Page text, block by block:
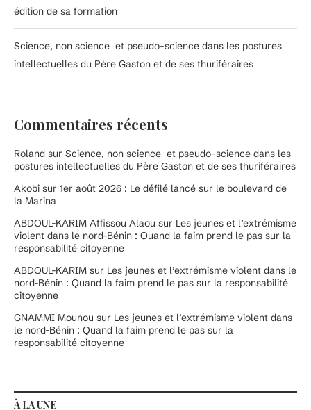
édition de sa formation
Science, non science et pseudo-science dans les postures
intellectuelles du Père Gaston et de ses thuriféraires
Commentaires récents
Roland sur Science, non science et pseudo-science dans les
postures intellectuelles du Père Gaston et de ses thuriféraires
Akobi sur 1er août 2026 : Le défilé lancé sur le boulevard de
la Marina
ABDOUL-KARIM Affissou Alaou sur Les jeunes et l’extrémisme
violent dans le nord-Bénin : Quand la faim prend le pas sur la
responsabilité citoyenne
ABDOUL-KARIM sur Les jeunes et l’extrémisme violent dans le
nord-Bénin : Quand la faim prend le pas sur la responsabilité
citoyenne
GNAMMI Mounou sur Les jeunes et l’extrémisme violent dans
le nord-Bénin : Quand la faim prend le pas sur la
responsabilité citoyenne
À LA UNE